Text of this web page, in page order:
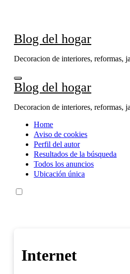
Blog del hogar
Decoracion de interiores, reformas,
Blog del hogar
Decoracion de interiores, reformas,
Home
Aviso de cookies
Perfil del autor
Resultados de la búsqueda
Todos los anuncios
Ubicación única
Internet